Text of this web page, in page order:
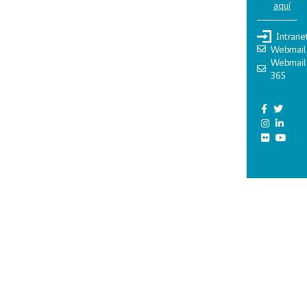
aquí
Webmail
Webmail
365